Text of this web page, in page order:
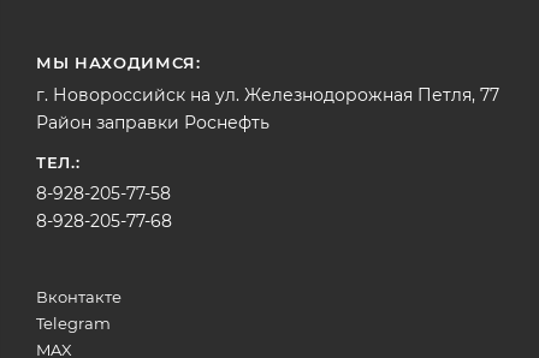
МЫ НАХОДИМСЯ:
г. Новороссийск на ул. Железнодорожная Петля, 77
Район заправки Роснефть
ТЕЛ.:
8-928-205-77-58
8-928-205-77-68
Вконтакте
Telegram
MAX